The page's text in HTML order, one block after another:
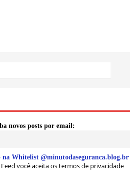
novos posts por email:
na Whitelist @minutodaseguranca.blog.br
Feed você aceita os termos de privacidade